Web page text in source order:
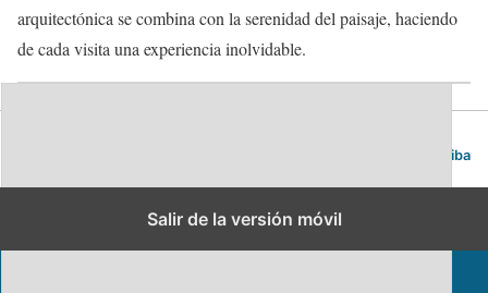
arquitectónica se combina con la serenidad del paisaje, haciendo
de cada visita una experiencia inolvidable.
Volver arriba
Salir de la versión móvil